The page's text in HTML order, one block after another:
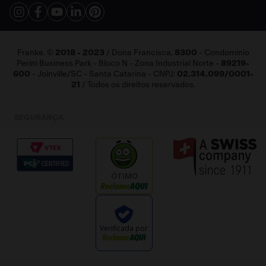
Fale Conosco
Franke. © 2018 - 2023 / Dona Francisca, 8300 - Condominio
Perini Business Park - Bloco N - Zona Industrial Norte -
89219-
600 - Joinville/SC - Santa Catarina - CNPJ: 02.314.099/0001-
21 / Todos os direitos reservados.
Verificada por